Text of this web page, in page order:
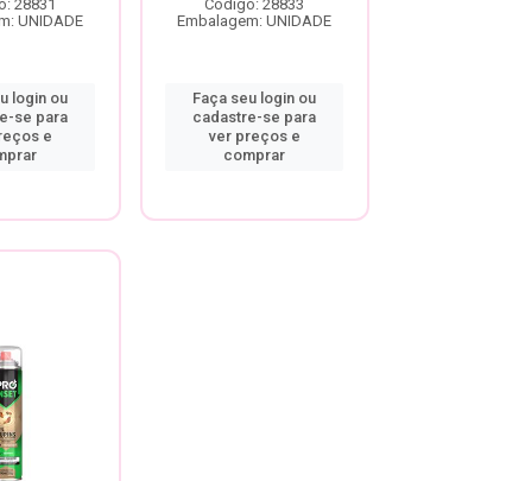
28831
UNIDADE
login ou
se para
e
Código: 28833
Embalagem: UNIDADE
Faça seu login ou
cadastre-se para
ver preços e
comprar